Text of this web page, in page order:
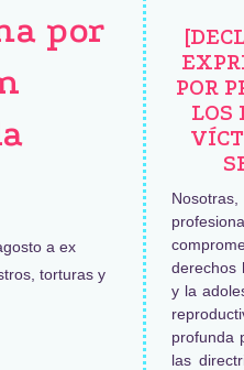
por
a ex
torturas y
POR
LOS
derechos
y la
profunda
las